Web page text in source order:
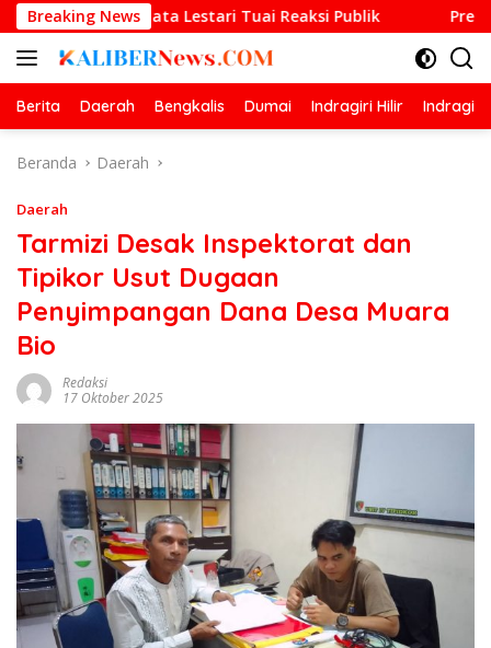
Langsung
ke
konten
Breaking News
Permata Lestari Tuai Reaksi Publik Prestasi
Berita Daerah Bengkalis Dumai Indragiri Hilir Indragiri
Beranda Daerah
Daerah
Tarmizi Desak Inspektorat dan
Tipikor Usut Dugaan
Penyimpangan Dana Desa Muara
Bio
Redaksi
17 Oktober 2025